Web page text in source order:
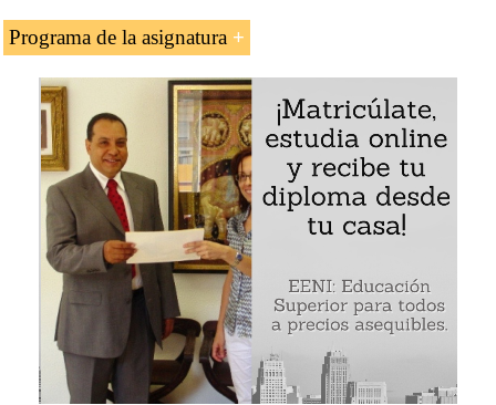
Programa de la asignatura
Certificado de Transporte del Transitario (FIATA
FCT) de la
Asociación Internacional de Transporte
Aéreo (IATA)
Características del Certificado de Transporte del
Transitario (FIATA FCT)
Ejemplo - Certificado de Transporte del Transitario (FIATA
FCT):